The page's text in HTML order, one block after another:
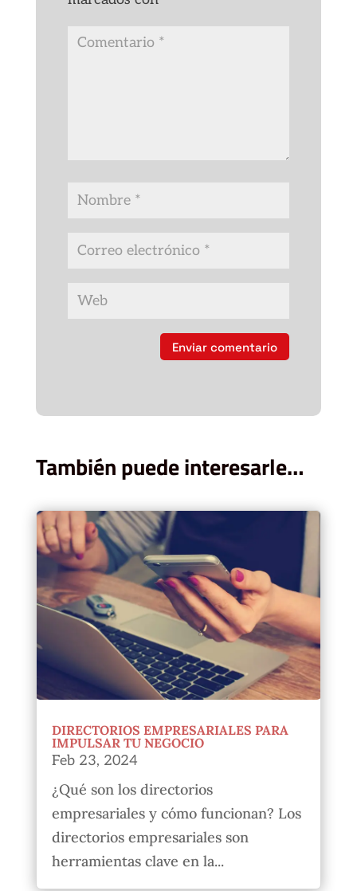
Enviar comentario
También puede interesarle…
DIRECTORIOS EMPRESARIALES PARA
IMPULSAR TU NEGOCIO
Feb 23, 2024
¿Qué son los directorios
empresariales y cómo funcionan? Los
directorios empresariales son
herramientas clave en la...